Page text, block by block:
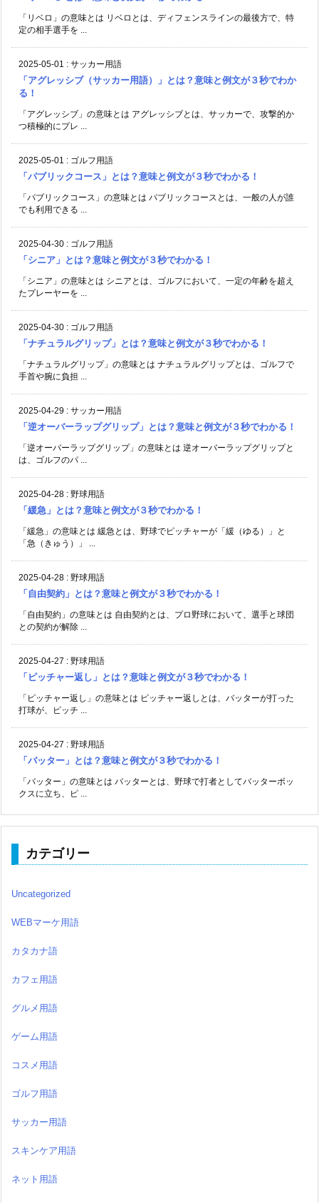
「リベロ」の意味とは リベロとは、ディフェンスラインの最後方で、特
定の相手選手を ...
2025-05-01 : サッカー用語
「アグレッシブ（サッカー用語）」とは？意味と例文が３秒でわか
る！
「アグレッシブ」の意味とは アグレッシブとは、サッカーで、攻撃的か
つ積極的にプレ ...
2025-05-01 : ゴルフ用語
「パブリックコース」とは？意味と例文が３秒でわかる！
「パブリックコース」の意味とは パブリックコースとは、一般の人が誰
でも利用できる ...
2025-04-30 : ゴルフ用語
「シニア」とは？意味と例文が３秒でわかる！
「シニア」の意味とは シニアとは、ゴルフにおいて、一定の年齢を超え
たプレーヤーを ...
2025-04-30 : ゴルフ用語
「ナチュラルグリップ」とは？意味と例文が３秒でわかる！
「ナチュラルグリップ」の意味とは ナチュラルグリップとは、ゴルフで
手首や腕に負担 ...
2025-04-29 : サッカー用語
「逆オーバーラップグリップ」とは？意味と例文が３秒でわかる！
「逆オーバーラップグリップ」の意味とは 逆オーバーラップグリップと
は、ゴルフのパ ...
2025-04-28 : 野球用語
「緩急」とは？意味と例文が３秒でわかる！
「緩急」の意味とは 緩急とは、野球でピッチャーが「緩（ゆる）」と
「急（きゅう）」 ...
2025-04-28 : 野球用語
「自由契約」とは？意味と例文が３秒でわかる！
「自由契約」の意味とは 自由契約とは、プロ野球において、選手と球団
との契約が解除 ...
2025-04-27 : 野球用語
「ピッチャー返し」とは？意味と例文が３秒でわかる！
「ピッチャー返し」の意味とは ピッチャー返しとは、バッターが打った
打球が、ピッチ ...
2025-04-27 : 野球用語
「バッター」とは？意味と例文が３秒でわかる！
「バッター」の意味とは バッターとは、野球で打者としてバッターボッ
クスに立ち、ピ ...
カテゴリー
Uncategorized
WEBマーケ用語
カタカナ語
カフェ用語
グルメ用語
ゲーム用語
コスメ用語
ゴルフ用語
サッカー用語
スキンケア用語
ネット用語